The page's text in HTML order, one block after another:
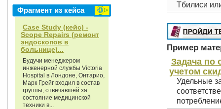
Фрагмент из кейса
Case Study (кейс) -
Scope Repairs (ремонт
эндоскопов в
больнице)...
Будучи менеджером
инженерной службы Victoria
Hospital в Лондоне, Онтарио,
Марк Грейг входил в состав
группы, отвечавшей за
состояние медицинской
техники в...
Тбилиси
Пример
Задача по
учетом
Удельные